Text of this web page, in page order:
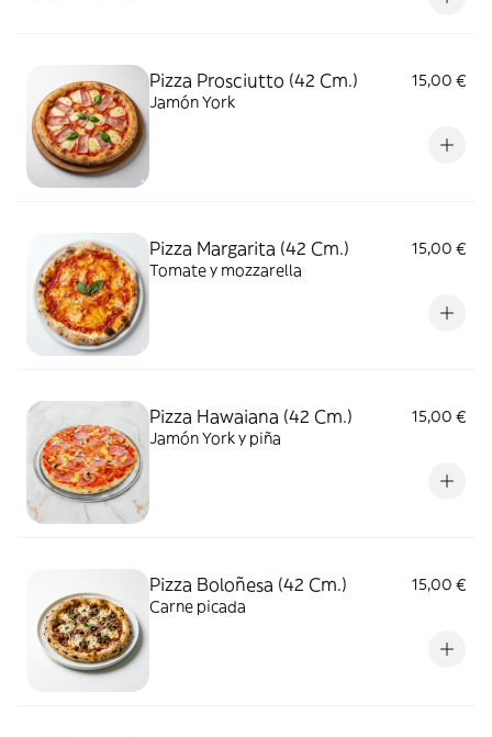
Pizza Prosciutto (42 Cm.)
15,00 €
Jamón York
Pizza Margarita (42 Cm.)
15,00 €
Tomate y mozzarella
Pizza Hawaiana (42 Cm.)
15,00 €
Jamón York y piña
Pizza Boloñesa (42 Cm.)
15,00 €
Carne picada